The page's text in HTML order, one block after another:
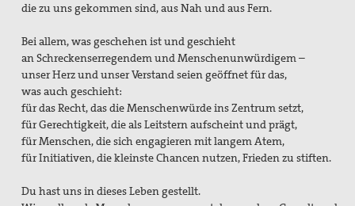
die zu uns gekommen sind, aus Nah und aus Fern.
Bei allem, was geschehen ist und geschieht
an Schreckenserregendem und Menschenunwürdigem –
unser Herz und unser Verstand seien geöffnet für das,
was auch geschieht:
für das Recht, das die Menschenwürde ins Zentrum setzt,
für Gerechtigkeit, die als Leitstern aufscheint und prägt,
für Menschen, die sich engagieren mit langem Atem,
für Initiativen, die kleinste Chancen nutzen, Frieden zu stiften.
Du hast uns in dieses Leben gestellt.